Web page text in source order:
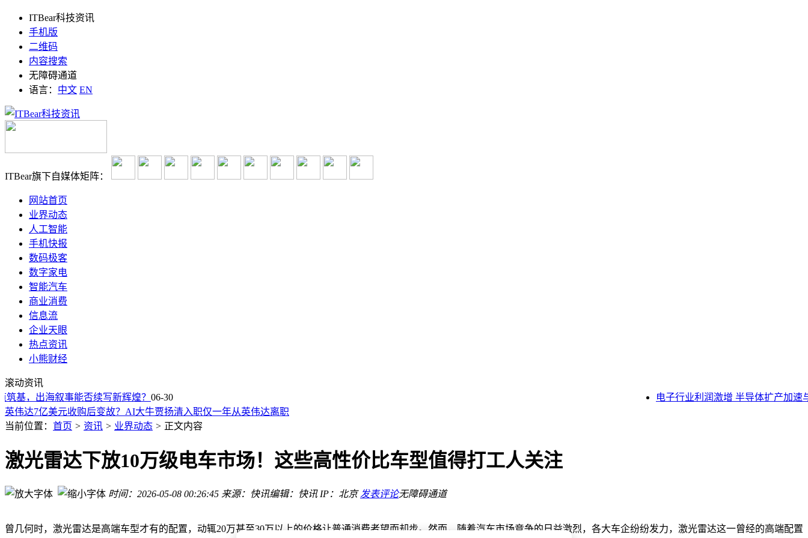
ITBear科技资讯
手机版
二维码
内容搜索
无障碍通道
语言： 中文 EN
ITBear旗下自媒体矩阵：
网站首页
业界动态
人工智能
手机快报
数码极客
数字家电
智能汽车
商业消费
信息流
企业天眼
热点资讯
小熊财经
滚动资讯
基，出海叙事能否续写新辉煌？06-30 电子行业利润激增 半导体扩产加速与
雷军谈小米SU7 Ultra纽北佳绩：立志打造比肩保时捷特斯拉的国产梦想之车
Kimi启动新一轮融资 投前估值达315亿美元 年度收入突破3亿美元
字节跳动更新领导力原则：纠治“大公司病”，以AI战略驱动组织变革
英伟达7亿美元收购后变故？AI大牛贾扬清入职仅一年从英伟达离职
国产显卡砺算LX 7G100实测：性能有惊喜，驱动待提升，未来可期？
超级热浪下的欧洲：中国空调“御三家”以不同路径“攻占”市场
三星或于2028上半年推卷轴屏手机 配10英寸屏应对折叠屏市场竞争
小米SU7 Ultra纽北显威！原厂量产版跑出佳绩，雷军发文致谢车友支持
雷军谈小米SU7 Ultra纽北佳绩：立志打造比肩保时捷特斯拉的国产梦想之车
当前位置： 首页 > 资讯 > 业界动态 > 正文内容
激光雷达下放10万级电车市场！这些高性价比车型值得打工人关注
时间：2026-05-08 00:26:45 来源：快讯编辑：快讯 IP：北京 发表评论无障碍通道
曾几何时，激光雷达是高端车型才有的配置，动辄20万甚至30万以上的价格让普通消费者望而却步。然而，随着汽车市场竞争的日益激烈，各大车企纷纷发力，激光雷达这一曾经的高端配置